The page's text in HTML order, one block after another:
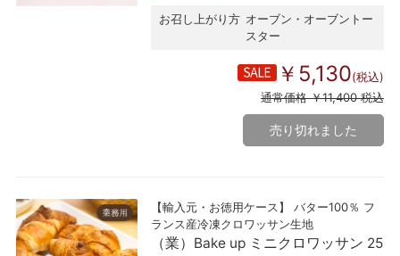
お召し上がり方 オーブン・オーブントー
スター
￥5,130(税込)
通常価格 ￥11,400 税込
売り切れました
【輸入元・お徳用ケース】 バター100％ フ
ランス産冷凍クロワッサン生地
（業）Bake up ミニクロワッサン 25